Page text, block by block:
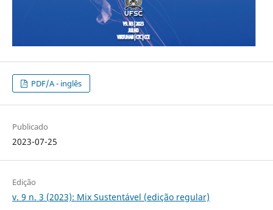
PDF/A - inglês
Publicado
2023-07-25
Edição
v. 9 n. 3 (2023): Mix Sustentável (edição regular)